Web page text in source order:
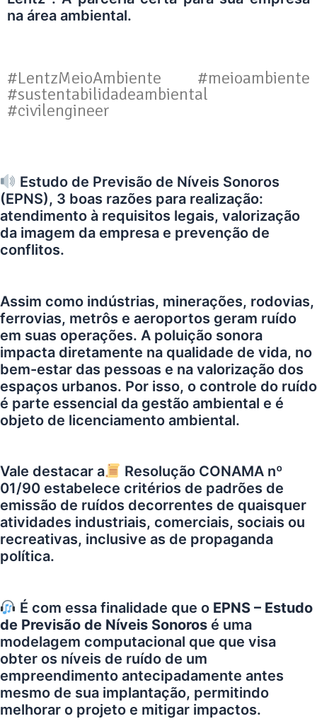
na área ambiental.
#LentzMeioAmbiente #meioambiente
#sustentabilidadeambiental
#civilengineer
Estudo de Previsão de Níveis Sonoros
(EPNS), 3 boas razões para realização:
atendimento à requisitos legais, valorização
da imagem da empresa e prevenção de
conflitos.
Assim como indústrias, minerações, rodovias,
ferrovias, metrôs e aeroportos geram ruído
em suas operações. A poluição sonora
impacta diretamente na qualidade de vida, no
bem-estar das pessoas e na valorização dos
espaços urbanos. Por isso, o controle do ruído
é parte essencial da gestão ambiental e é
objeto de licenciamento ambiental.
Vale destacar a
Resolução CONAMA nº
01/90 estabelece critérios de padrões de
emissão de ruídos decorrentes de quaisquer
atividades industriais, comerciais, sociais ou
recreativas, inclusive as de propaganda
política.
É com essa finalidade que o EPNS – Estudo
de Previsão de Níveis Sonoros é uma
modelagem computacional que que visa
obter os níveis de ruído de um
empreendimento antecipadamente antes
mesmo de sua implantação, permitindo
melhorar o projeto e mitigar impactos.